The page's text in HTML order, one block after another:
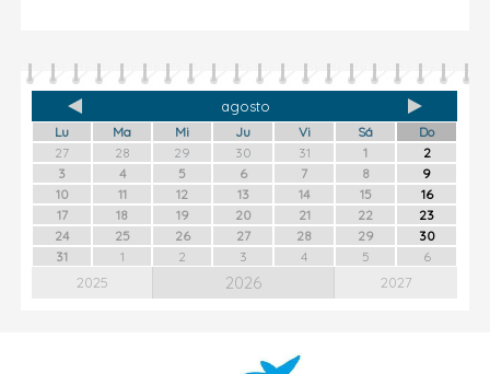
agosto
Lu Ma Mi Ju Vi Sá
Do
27
28 29 30 31 1
2
3
4 5 6 7 8
9
10
11 12 13 14 15
16
17
18 19 20 21 22
23
24
25 26 27 28 29
30
31
1 2 3 4 5 6
2025 2026 2027